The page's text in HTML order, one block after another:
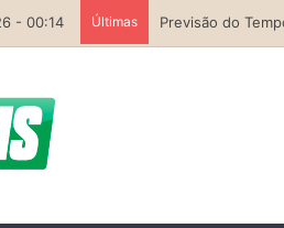
- 00:14 Últimas